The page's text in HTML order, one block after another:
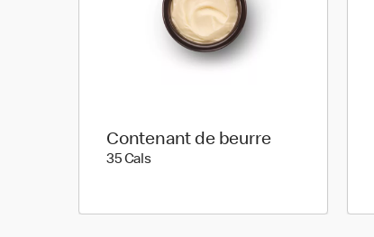
Contenant de beurre
35 Cals35 calories